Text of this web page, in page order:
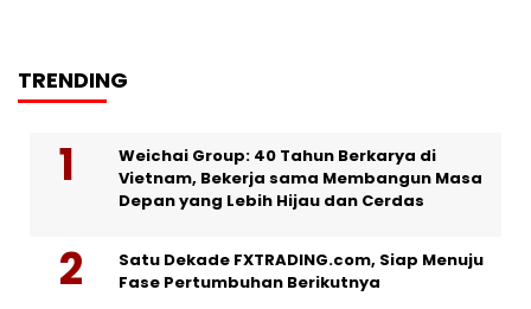
TRENDING
Weichai Group: 40 Tahun Berkarya di
Vietnam, Bekerja sama Membangun Masa
Depan yang Lebih Hijau dan Cerdas
Satu Dekade FXTRADING.com, Siap Menuju
Fase Pertumbuhan Berikutnya